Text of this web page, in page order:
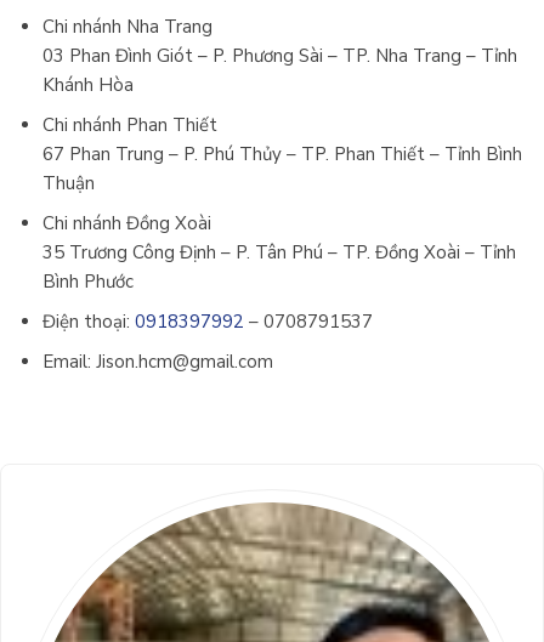
Chi nhánh Nha Trang
03 Phan Đình Giót – P. Phương Sài – TP. Nha Trang – Tỉnh
Khánh Hòa
Chi nhánh Phan Thiết
67 Phan Trung – P. Phú Thủy – TP. Phan Thiết – Tỉnh Bình
Thuận
Chi nhánh Đồng Xoài
35 Trương Công Định – P. Tân Phú – TP. Đồng Xoài – Tỉnh
Bình Phước
Điện thoại: 0918397992 – 0708791537
Email: Jison.hcm@gmail.com